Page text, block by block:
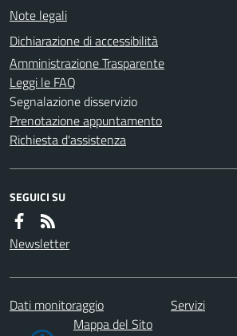
Note legali
Dichiarazione di accessibilità
Amministrazione Trasparente
Leggi le FAQ
Segnalazione disservizio
Prenotazione appuntamento
Richiesta d'assistenza
SEGUICI SU
Newsletter
Dati monitoraggio Servizi
Mappa del Sito